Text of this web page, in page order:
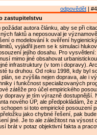
odpovědět |
zastupitelstvu
požádat autora článku, aby se při
faktů a neposouval je
o modelování k ověření
vyjádřil jsem se k simulaci
jejího dosahu. Pro vysvětlení:
mimo jiné obsahovat
infrastruktury (v tom i dopravy).
tu druhou. Od roku 1998, kdy byl
se zvýšila nejen doprava, ale i
i funkčnost specializovaných
zátěže pro účel empirického
dopravy je tím výrazně dostupnější.
nového ÚP, ale předpokládám, že
si toto empirické posouzení
jako chybné řešení, pak
jiné. Je to ale záležitost na výsost
brát v potaz objektivní fakta a